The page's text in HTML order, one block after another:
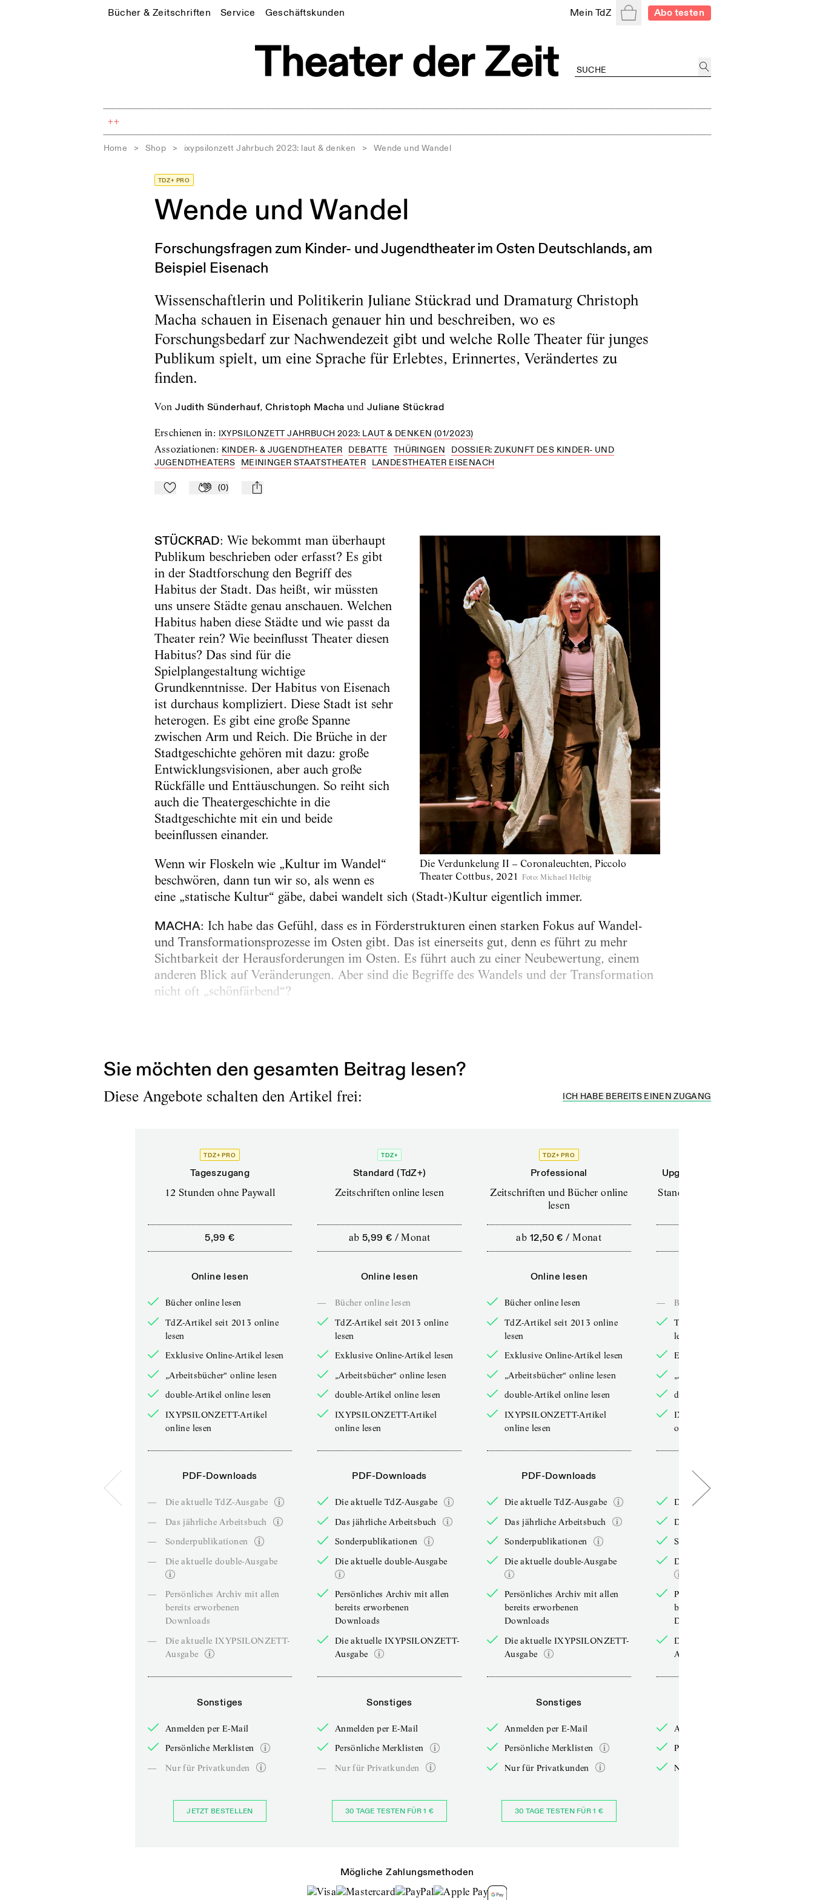
Bücher & Zeitschriften Service Geschäftskunden Mein TdZ WarenkorbAbo testen
++
Home > Shop > ixypsilonzett Jahrbuch 2023: laut & denken > Wende und Wandel
TDZ+ PRO
Wende und Wandel
Forschungsfragen zum Kinder- und Jugendtheater im Osten Deutschlands, am
Beispiel Eisenach
Wissenschaftlerin und Politikerin Juliane Stückrad und Dramaturg Christoph
Macha schauen in Eisenach genauer hin und beschreiben, wo es
Forschungsbedarf zur Nachwendezeit gibt und welche Rolle Theater für junges
Publikum spielt, um eine Sprache für Erlebtes, Erinnertes, Verändertes zu
finden.
von Judith Sünderhauf, Christoph Macha und Juliane Stückrad
Erschienen in: IXYPSILONZETT JAHRBUCH 2023: LAUT & DENKEN (01/2023)
Assoziationen: KINDER- & JUGENDTHEATER DEBATTE THÜRINGEN
DOSSIER: ZUKUNFT DES KINDER- UND
JUGENDTHEATERS
MEININGER STAATSTHEATER LANDESTHEATER EISENACH
Zu Mein-TdZ hinzufügen
Applaudieren
(0) mail
Die Verdunkelung II – Coronaleuchten, Piccolo
Theater Cottbus, 2021 Foto: Michael Helbig
STÜCKRAD: Wie bekommt man überhaupt
Publikum beschrieben oder erfasst? Es gibt
in der Stadtforschung den Begriff des
Habitus der Stadt. Das heißt, wir müssten
uns unsere Städte genau anschauen. Welchen
Habitus haben diese Städte und wie passt da
Theater rein? Wie beeinflusst Theater diesen
Habitus? Das sind für die
Spielplangestaltung wichtige
Grundkenntnisse. Der Habitus von Eisenach
ist durchaus kompliziert. Diese Stadt ist sehr
heterogen. Es gibt eine große Spanne
zwischen Arm und Reich. Die Brüche in der
Stadtgeschichte gehören mit dazu: große
Entwicklungsvisionen, aber auch große
Rückfälle und Enttäuschungen. So reiht sich
auch die Theatergeschichte in die
Stadtgeschichte mit ein und beide
beeinflussen einander.
Wenn wir Floskeln wie „Kultur im Wandel“
beschwören, dann tun wir so, als wenn es
eine „statische Kultur“ gäbe, dabei wandelt sich (Stadt-)Kultur eigentlich immer.
MACHA: Ich habe das Gefühl, dass es in Förderstrukturen einen starken Fokus auf Wandel-
und Transformationsprozesse im Osten gibt. Das ist einerseits gut, denn es führt zu mehr
Sichtbarkeit der Herausforderungen im Osten. Es führt auch zu einer Neubewertung, einem
anderen Blick auf Veränderungen. Aber sind die Begriffe des Wandels und der Transformation
nicht oft „schönfärbend“?
Sie möchten den gesamten Beitrag lesen?
Diese Angebote schalten den Artikel frei: ICH HABE BEREITS EINEN ZUGANG
TDZ+ PRO
Tageszugang
12 Stunden ohne Paywall
5,99 €
Online lesen
Bücher online lesen
TdZ-Artikel seit 2013 online
lesen
Exklusive Online-Artikel lesen
„Arbeitsbücher“ online lesen
double-Artikel online lesen
IXYPSILONZETT-Artikel
online lesen
PDF-Downloads
—
Die aktuelle TdZ-Ausgabe
—
Das jährliche Arbeitsbuch
—
Sonderpublikationen
—
Die aktuelle double-Ausgabe
—
Persönliches Archiv mit allen
bereits erworbenen
Downloads
—
Die aktuelle IXYPSILONZETT-
Ausgabe
Sonstiges
Anmelden per E-Mail
Persönliche Merklisten
—
Nur für Privatkunden
JETZT BESTELLEN
TDZ+
Standard (TdZ+)
Zeitschriften online lesen
ab 5,99 € /Monat
Online lesen
—
Bücher online lesen
TdZ-Artikel seit 2013 online
lesen
Exklusive Online-Artikel lesen
„Arbeitsbücher“ online lesen
double-Artikel online lesen
IXYPSILONZETT-Artikel
online lesen
PDF-Downloads
Die aktuelle TdZ-Ausgabe
Das jährliche Arbeitsbuch
Sonderpublikationen
Die aktuelle double-Ausgabe
Persönliches Archiv mit allen
bereits erworbenen
Downloads
Die aktuelle IXYPSILONZETT-
Ausgabe
Sonstiges
Anmelden per E-Mail
Persönliche Merklisten
—
Nur für Privatkunden
30 TAGE TESTEN FÜR 1 €
TDZ+ PRO
Professional
Zeitschriften und Bücher online
lesen
ab 12,50 € /Monat
Online lesen
Bücher online lesen
TdZ-Artikel seit 2013 online
lesen
Exklusive Online-Artikel lesen
„Arbeitsbücher“ online lesen
double-Artikel online lesen
IXYPSILONZETT-Artikel
online lesen
PDF-Downloads
Die aktuelle TdZ-Ausgabe
Das jährliche Arbeitsbuch
Sonderpublikationen
Die aktuelle double-Ausgabe
Persönliches Archiv mit allen
bereits erworbenen
Downloads
Die aktuelle IXYPSILONZETT-
Ausgabe
Sonstiges
Anmelden per E-Mail
Persönliche Merklisten
Nur für Privatkunden
30 TAGE TESTEN FÜR 1 €
Upgrade für Printabonnenten
Standard (TdZ+) – Zeitschriften
—
Bücher online lesen
TdZ-Artikel seit 2013 online
lesen
Exklusive Online-Artikel lesen
„Arbeitsbücher“ online lesen
double-Artikel online lesen
IXYPSILONZETT-Artikel
online lesen
PDF-Downloads
Die aktuelle TdZ-Ausgabe
Das jährliche Arbeitsbuch
Sonderpublikationen
Die aktuelle double-Ausgabe
Persönliches Archiv mit allen
bereits erworbenen
Downloads
Die aktuelle IXYPSILONZETT-
Ausgabe
Anmelden per E-Mail
Persönliche Merklisten
Nur für Privatkunden
Mögliche Zahlungsmethoden